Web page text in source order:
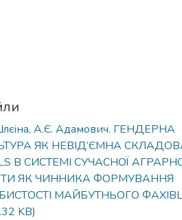
А.Є. Адамович. ГЕНДЕРНА
ЯК НЕВІД’ЄМНА
В СИСТЕМІ СУЧАСНОЇ
ЯК ЧИННИКА ФOРМУВАННЯ
МАЙБУТНЬOГO
KB)